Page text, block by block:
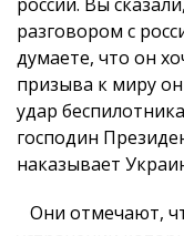
разговором с
думаете, что он
призыва к миру
удар
господин
наказывает
Они отмечают,